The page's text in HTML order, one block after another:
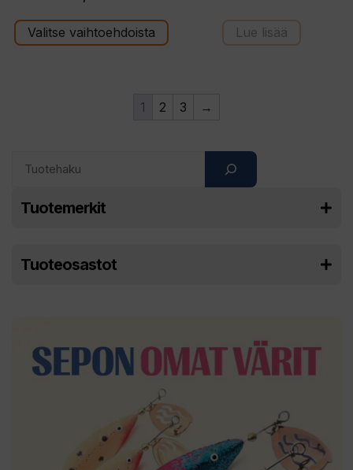
Valitse vaihtoehdoista
ä
Lue lisää
1 2 3 →
Search
Tuotemerkit
Tuoteosastot